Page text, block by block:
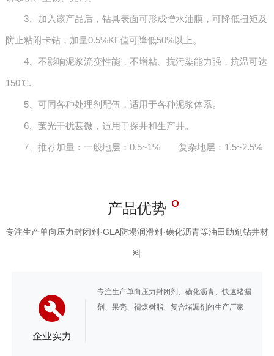
3、加入该产品后，钻具表面可形成憎水油膜，可降低扭矩及
防止粘附卡钻，加量0.5%KF值可降低50%以上。
4、不影响泥浆流变性能，不增粘、抗污染能力强，抗温可达
150℃.
5、可同各种处理剂配伍，适用于各种泥浆体系。
6、萤光干扰甚微，适用于探井和生产井。
7、推荐加量：一般地层：0.5~1% 复杂地层：1.5~2.5%
产品优势
专注生产单向压力封闭剂·GLA防塌润滑剂·磺化沥青等油田助剂钻井材
料
企业实力
专注生产单向压力封闭剂、磺化沥青、快速堵漏
剂、果壳、褐煤树脂、复合堵漏剂的生产厂家